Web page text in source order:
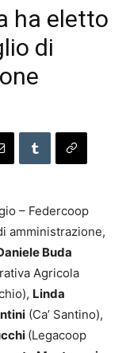
ha eletto
di
– Federcoop
amministrazione,
Buda
Agricola
Linda
(Ca’ Santino),
(Legacoop